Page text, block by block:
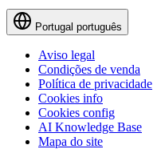
Portugal português
Aviso legal
Condições de venda
Política de privacidade
Cookies info
Cookies config
AI Knowledge Base
Mapa do site